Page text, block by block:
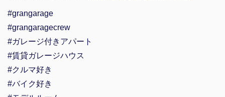
#grangarage
#grangaragecrew
#ガレージ付きアパート
#賃貸ガレージハウス
#クルマ好き
#バイク好き